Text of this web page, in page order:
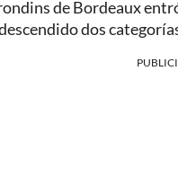
de Bordeaux
dos